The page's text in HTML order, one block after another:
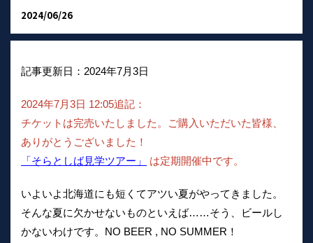
2024/06/26
記事更新日：2024年7月3日
2024年7月3日 12:05追記：
チケットは完売いたしました。ご購入いただいた皆様、
ありがとうございました！
「そらとしば見学ツアー」
は定期開催中です。
いよいよ北海道にも短くてアツい夏がやってきました。
そんな夏に欠かせないものといえば……そう、ビールし
かないわけです。NO BEER , NO SUMMER！